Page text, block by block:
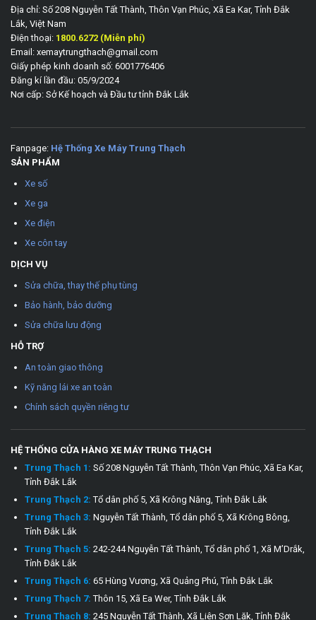
Địa chỉ: Số 208 Nguyễn Tất Thành, Thôn Vạn Phúc, Xã Ea Kar, Tỉnh Đắk
Lắk, Việt Nam
Điện thoại: 1800.6272 (Miễn phí)
Email: xemaytrungthach@gmail.com
Giấy phép kinh doanh số: 6001776406
Đăng kí lần đầu: 05/9/2024
Nơi cấp: Sở Kế hoạch và Đầu tư tỉnh Đắk Lắk
Fanpage: Hệ Thống Xe Máy Trung Thạch
SẢN PHẨM
Xe số
Xe ga
Xe điện
Xe côn tay
DỊCH VỤ
Sửa chữa, thay thế phụ tùng
Bảo hành, bảo dưỡng
Sửa chữa lưu động
HỖ TRỢ
An toàn giao thông
Kỹ năng lái xe an toàn
Chính sách quyền riêng tư
HỆ THỐNG CỬA HÀNG XE MÁY TRUNG THẠCH
Trung Thạch 1: Số 208 Nguyễn Tất Thành, Thôn Vạn Phúc, Xã Ea Kar,
Tỉnh Đắk Lắk
Trung Thạch 2: Tổ dân phố 5, Xã Krông Năng, Tỉnh Đắk Lắk
Trung Thạch 3: Nguyễn Tất Thành, Tổ dân phố 5, Xã Krông Bông,
Tỉnh Đắk Lắk
Trung Thạch 5: 242-244 Nguyễn Tất Thành, Tổ dân phố 1, Xã M’Drắk,
Tỉnh Đắk Lắk
Trung Thạch 6: 65 Hùng Vương, Xã Quảng Phú, Tỉnh Đắk Lắk
Trung Thạch 7: Thôn 15, Xã Ea Wer, Tỉnh Đắk Lắk
Trung Thạch 8: 245 Nguyễn Tất Thành, Xã Liên Sơn Lăk, Tỉnh Đắk